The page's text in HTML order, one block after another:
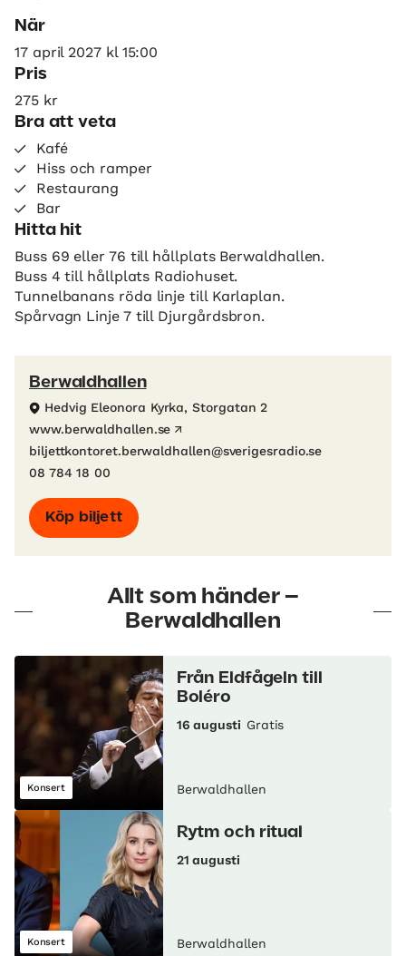
När
17 april 2027 kl 15:00
Pris
275 kr
Bra att veta
Kafé
Hiss och ramper
Restaurang
Bar
Hitta hit
Buss 69 eller 76 till hållplats Berwaldhallen.
Buss 4 till hållplats Radiohuset.
Tunnelbanans röda linje till Karlaplan.
Spårvagn Linje 7 till Djurgårdsbron.
Berwaldhallen
Hedvig Eleonora Kyrka, Storgatan 2
www.berwaldhallen.se
biljettkontoret.berwaldhallen@sverigesradio.se
08 784 18 00
Köp biljett
Allt som händer –
Berwaldhallen
Konsert
Från Eldfågeln till
Boléro
16 augusti Gratis
Berwaldhallen
Konsert
Rytm och ritual
21 augusti
Berwaldhallen